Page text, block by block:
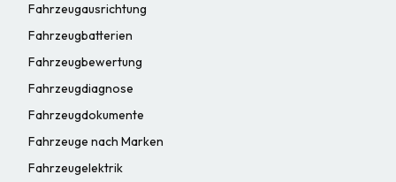
Fahrzeugausrichtung
Fahrzeugbatterien
Fahrzeugbewertung
Fahrzeugdiagnose
Fahrzeugdokumente
Fahrzeuge nach Marken
Fahrzeugelektrik